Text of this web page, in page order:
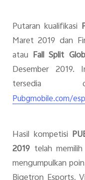
Putaran kualifikasi
Maret 2019 dan
atau Fall Split
Desember 2019. I
tersedia
Pubgmobile.com/
Hasil kompetisi
2019 telah
mengumpulkan